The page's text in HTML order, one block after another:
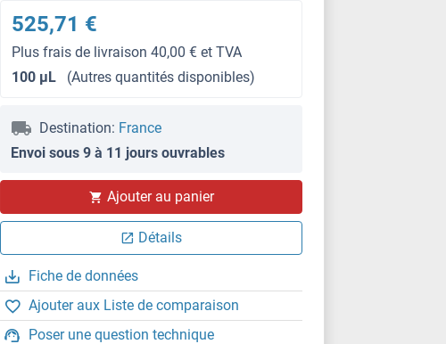
525,71 €
Plus frais de livraison 40,00 € et TVA
100 μL
(Autres quantités disponibles)
Destination: France
Envoi sous 9 à 11 jours ouvrables
Ajouter au panier
Détails
Fiche de données
Ajouter aux Liste de comparaison
Poser une question technique